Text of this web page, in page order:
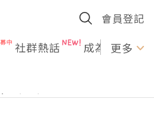
會員登記
社群熱話 成為U更多